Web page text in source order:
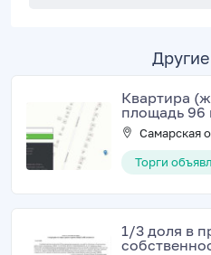
Квартира
площадь
Самарская
Торги
1/3 доля в